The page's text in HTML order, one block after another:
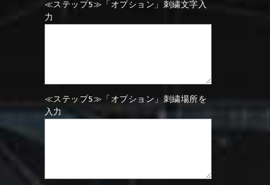
⑮Wine red
≪ステップ5≫「オプション」刺繍文字入
力
≪ステップ5≫「オプション」刺繍場所を
入力